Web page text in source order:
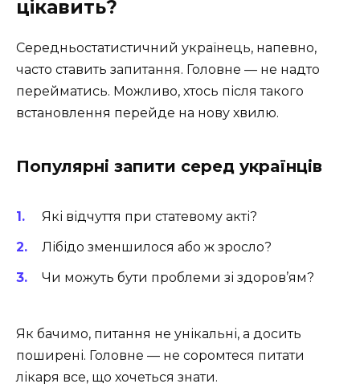
цікавить?
Середньостатистичний українець, напевно,
часто ставить запитання. Головне — не надто
перейматись. Можливо, хтось після такого
встановлення перейде на нову хвилю.
Популярні запити серед українців
Які відчуття при статевому акті?
Лібідо зменшилося або ж зросло?
Чи можуть бути проблеми зі здоров’ям?
Як бачимо, питання не унікальні, а досить
поширені. Головне — не соромтеся питати
лікаря все, що хочеться знати.